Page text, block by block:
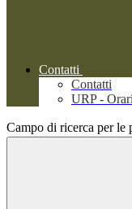
Contatti
Contatti
URP -
Campo di ricerca per le